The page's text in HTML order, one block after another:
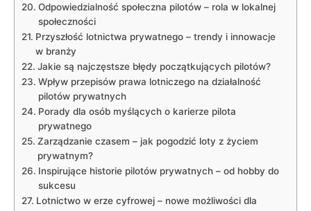
Odpowiedzialność ⁣społeczna pilotów – rola⁤ w lokalnej
społeczności
Przyszłość lotnictwa ⁢prywatnego – trendy i innowacje
w branży
Jakie są najczęstsze błędy początkujących pilotów?
Wpływ przepisów prawa lotniczego na ​działalność
pilotów​ prywatnych
Porady ⁤dla osób myślących o karierze pilota
prywatnego
Zarządzanie czasem​ – jak pogodzić loty z życiem
prywatnym?
Inspirujące historie pilotów prywatnych – od​ hobby‍ do
sukcesu
Lotnictwo w ‌erze cyfrowej – nowe ‌możliwości⁣ dla